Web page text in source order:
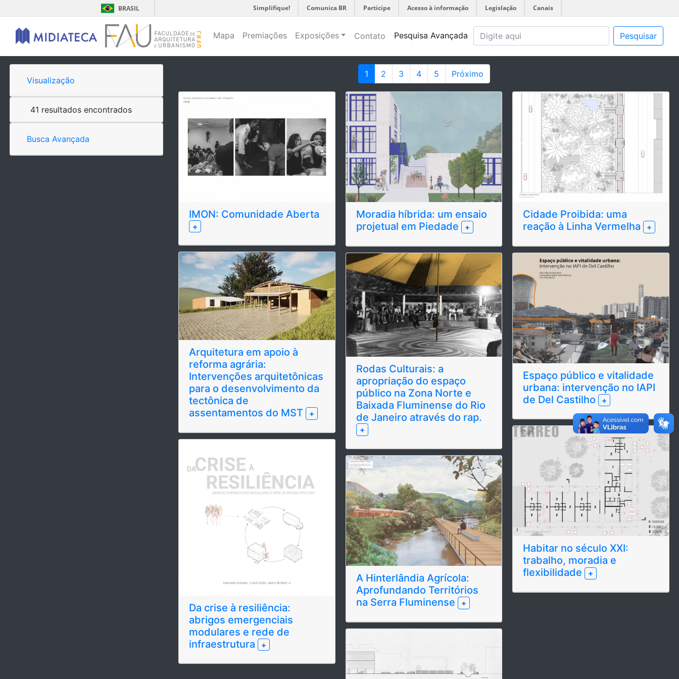
BRASIL Simplifique! Comunica BR Participe Acesso à informação Legislação Canais
Mapa Premiações Exposições Contato Pesquisa Avançada Pesquisar
Visualização
41 resultados encontrados
Busca Avançada
1 2 3 4 5 Próximo
IMON: Comunidade Aberta
+
Arquitetura em apoio à
reforma agrária:
Intervenções arquitetônicas
para o desenvolvimento da
tectônica de
assentamentos do MST
+
Da crise à resiliência:
abrigos emergenciais
modulares e rede de
infraestrutura
+
Moradia híbrida: um ensaio
projetual em Piedade
+
Rodas Culturais: a
apropriação do espaço
público na Zona Norte e
Baixada Fluminense do Rio
de Janeiro através do rap.
+
A Hinterlândia Agrícola:
Aprofundando Territórios
na Serra Fluminense
+
Cidade Proibida: uma
reação à Linha Vermelha +
Espaço público e vitalidade
urbana: intervenção no IAPI
de Del Castilho +
Habitar no século XXI:
trabalho, moradia e
flexibilidade +